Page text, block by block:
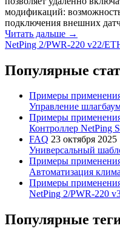
модификаций:
подключения внешних
Читать дальше →
NetPing 2/PWR-220 v22/
Популярные
Примеры
Управление
Примеры
Контроллер NetPing
FAQ 23 октября 2025
Универсальный
Примеры
Автоматизация
Примеры
NetPing 2/PWR-220
Популярные